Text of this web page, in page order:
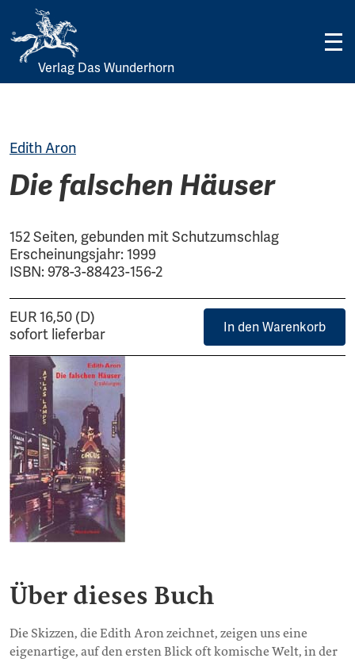
Skip
Verlag Das Wunderhorn
Edith Aron
Die falschen Häuser
152 Seiten, gebunden mit Schutzumschlag
Erscheinungsjahr: 1999
ISBN: 978-3-88423-156-2
EUR 16,50 (D)
sofort lieferbar
In den Warenkorb
Über dieses Buch
Die Skizzen, die Edith Aron zeichnet, zeigen uns eine
eigenartige, auf den ersten Blick oft komische Welt, in der